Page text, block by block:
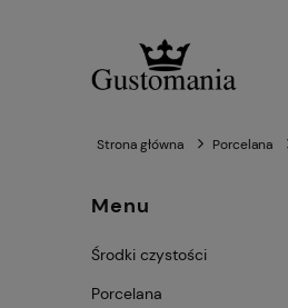
Strona główna Porcelana
Menu
Środki czystości
Porcelana